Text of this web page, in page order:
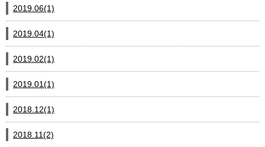
2019.06(1)
2019.04(1)
2019.02(1)
2019.01(1)
2018.12(1)
2018.11(2)